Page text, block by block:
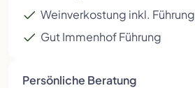
Weinverkostung inkl. Führung
Gut Immenhof Führung
Persönliche Beratung